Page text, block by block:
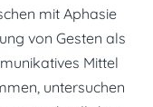
mit Aphasie
von Gesten als
Mittel
untersuchen